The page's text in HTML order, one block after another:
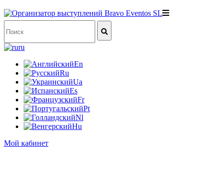
ru
En
Ru
Ua
Es
Fr
Pt
Nl
Hu
Мой кабинет